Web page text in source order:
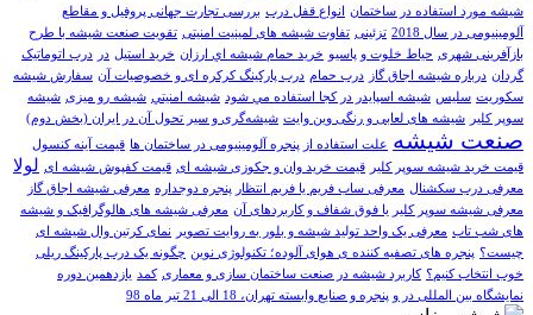
شیشه مورد استفاده در ساختمان
انواع قفل درب بررسی تجارت جهانی پروفیل و مقاطع
آلومینیومی در سال 2018
تزئینی تفاوت شیشه های لمینیت امنیتی تقویت صنعت شیشه با طرح
بازآفرینی شهری حیاط خلوت و پاسیو خريد حمام شيشه اي ارزان خرید استیل در
درب اتوماتیک
گردان درباره شیشه اجاق گاز درب حمام درب پارکینگ کرکره ای و خصوصیات آن سفارش شیشه
سکوریت سلیس شيشه اسپايدر در کجا استفاده مي شود شيشه امنيتي شیشه رو میزی شیشه
سوپر کلیر
شیشه های لعابی و رنگی وین وایت شیشه‌گری و سیر تحول آن در ایران (بخش دوم)
صنعت شيشه علت استفاده از پنجره آلومینیومی در ساختمان ها قیمت آینه کنسول
قیمت خرید شیشه سوپر کلیر
قیمت خرید وان و جکوزی شیشه ای قیمت کفپوش شیشه ای لولا
معرفی درب سکشنال معرفی ساب فریم یا فریم انتظار پنجره دوجداره معرفی شیشه اجاق گاز
معرفی شیشه سوپر کلیر یا فوق شفاف و کاربردهای آن معرفی شیشه های هالوگرافیک و شیشه
های شب تاب معرفی یک واحد تولید شیشه و بلور به روایت تصویر
نمای کرتین وال شیشه ای
چیست؟ پنجره های تصفیه کننده ی هوای آلوده؛ تکنولوژی نوین چگونه یک درب پارکینگ ریلی
خوب انتخاب کنیم؟ کاربرد شیشه در صنعت ساختمان سازی و معماری کمد
یازدهمین دوره
نمایشگاه بین المللی در و پنجره و صنایع وابسته تهران، 18 الی 21 تیر ماه 98